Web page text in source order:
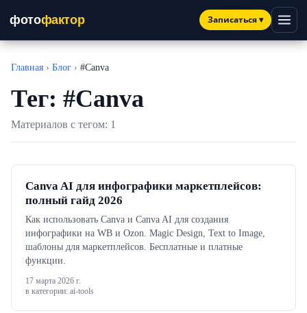
фотофактор Записаться▾
Главная › Блог › #Canva
Тег: #Canva
Материалов с тегом: 1
Canva AI для инфографики маркетплейсов:
полный гайд 2026
Как использовать Canva и Canva AI для создания
инфографики на WB и Ozon. Magic Design, Text to Image,
шаблоны для маркетплейсов. Бесплатные и платные
функции.
17 марта 2026 г.
в категории: ai-tools